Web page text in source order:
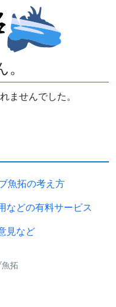
ませんでした。
魚拓の考え方
などの有料サービス
見など
拓